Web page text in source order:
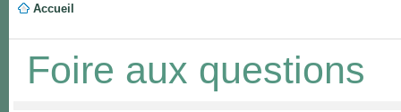
Accueil
Foire aux questions